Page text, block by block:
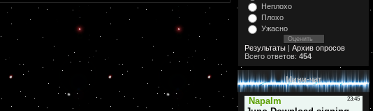
Неплохо
Плохо
Ужасно
Результаты | Архив опросов
Всего ответов: 454
Мини-чат